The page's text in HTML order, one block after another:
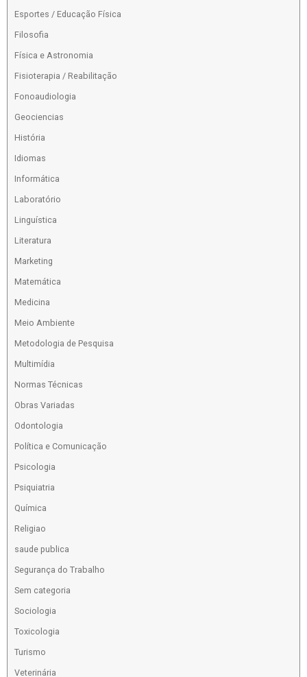
Esportes / Educação Física
Filosofia
Física e Astronomia
Fisioterapia / Reabilitação
Fonoaudiologia
Geociencias
História
Idiomas
Informática
Laboratório
Linguística
Literatura
Marketing
Matemática
Medicina
Meio Ambiente
Metodologia de Pesquisa
Multimídia
Normas Técnicas
Obras Variadas
Odontologia
Política e Comunicação
Psicologia
Psiquiatria
Química
Religiao
saude publica
Segurança do Trabalho
Sem categoria
Sociologia
Toxicologia
Turismo
Veterinária